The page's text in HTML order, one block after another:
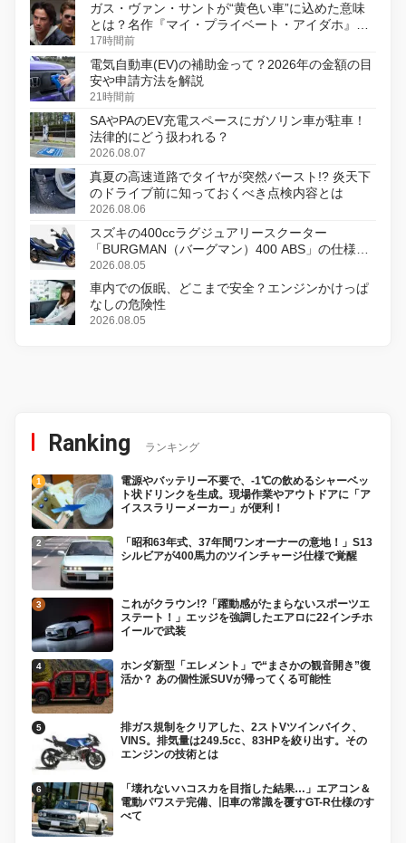
ガス・ヴァン・サントが“黄色い車”に込めた意味
とは？名作『マイ・プライベート・アイダホ』が
初のデジタルリマスター版で復活
17時間前
電気自動車(EV)の補助金って？2026年の金額の目
安や申請方法を解説
21時間前
SAやPAのEV充電スペースにガソリン車が駐車！
法律的にどう扱われる？
2026.08.07
真夏の高速道路でタイヤが突然バースト!? 炎天下
のドライブ前に知っておくべき点検内容とは
2026.08.06
スズキの400ccラグジュアリースクーター
「BURGMAN（バーグマン）400 ABS」の仕様を
変更し、8月18日に発売
2026.08.05
車内での仮眠、どこまで安全？エンジンかけっぱ
なしの危険性
2026.08.05
Ranking ランキング
電源やバッテリー不要で、-1℃の飲めるシャーベッ
ト状ドリンクを生成。現場作業やアウトドアに「ア
イススラリーメーカー」が便利！
「昭和63年式、37年間ワンオーナーの意地！」S13
シルビアが400馬力のツインチャージ仕様で覚醒
これがクラウン!?「躍動感がたまらないスポーツエ
ステート！」エッジを強調したエアロに22インチホ
イールで武装
ホンダ新型「エレメント」で“まさかの観音開き”復
活か？ あの個性派SUVが帰ってくる可能性
排ガス規制をクリアした、2ストVツインバイク、
VINS。排気量は249.5cc、83HPを絞り出す。その
エンジンの技術とは
「壊れないハコスカを目指した結果…」エアコン＆
電動パワステ完備、旧車の常識を覆すGT-R仕様のす
べて